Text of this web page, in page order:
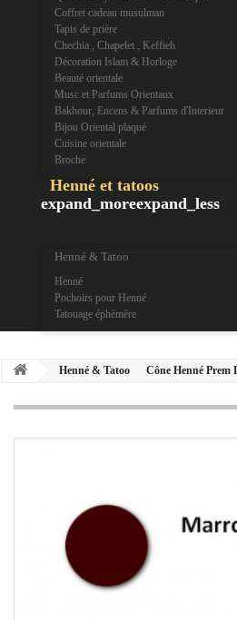
Coffret cadeau musulman
Tapis de prière
Chechia , Chapelet , Keffieh
Décoration Islam & Horloge
Beauté orientale
Musc et Parfums Orientaux
Bakhour, Encens & Parfums d'Interieur
Bijou Oriental plaqué
Cuisine orientale
Broche
Henné et tatoos
expand_moreexpand_less
Henné & Tatoo
Henné
Pochoirs pour Henné
Tatouage éphémère
Henné & Tatoo Cône Henné